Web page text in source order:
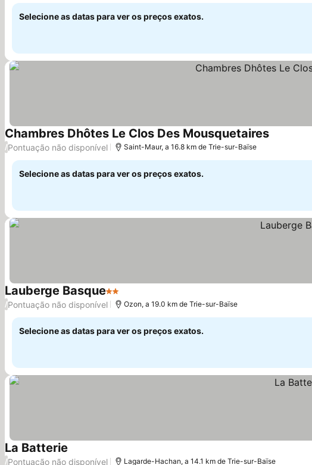
Selecione as datas para ver os preços exatos.
Chambres Dhôtes Le Clos Des MousquetairesVer preços
/Pontuação não disponível Saint-Maur, a 16.8 km de Trie-sur-Baïse
Selecione as datas para ver os preços exatos.
Lauberge Basque2 Estrelas
/Pontuação não disponível Ozon, a 19.0 km de Trie-sur-Baïse
Selecione as datas para ver os preços exatos.
La Batterie
/Pontuação não disponível Lagarde-Hachan, a 14.1 km de Trie-sur-Baïse